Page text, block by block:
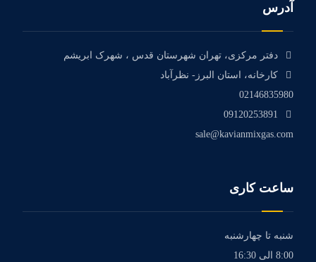
آدرس
دفتر مرکزی، تهران شهرستان قدس ، شهرک ابریشم
کارخانه، استان البرز- نظرآباد
02146835980
09120253891
sale@kavianmixgas.com
ساعت کاری
شنبه تا چهارشنبه
8:00 الی 16:30